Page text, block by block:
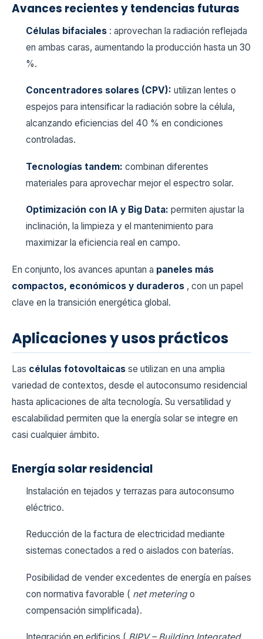
Avances recientes y tendencias futuras
Células bifaciales : aprovechan la radiación reflejada
en ambas caras, aumentando la producción hasta un 30
%.
Concentradores solares (CPV): utilizan lentes o
espejos para intensificar la radiación sobre la célula,
alcanzando eficiencias del 40 % en condiciones
controladas.
Tecnologías tandem: combinan diferentes
materiales para aprovechar mejor el espectro solar.
Optimización con IA y Big Data: permiten ajustar la
inclinación, la limpieza y el mantenimiento para
maximizar la eficiencia real en campo.
En conjunto, los avances apuntan a paneles más
compactos, económicos y duraderos , con un papel
clave en la transición energética global.
Aplicaciones y usos prácticos
Las células fotovoltaicas se utilizan en una amplia
variedad de contextos, desde el autoconsumo residencial
hasta aplicaciones de alta tecnología. Su versatilidad y
escalabilidad permiten que la energía solar se integre en
casi cualquier ámbito.
Energía solar residencial
Instalación en tejados y terrazas para autoconsumo
eléctrico.
Reducción de la factura de electricidad mediante
sistemas conectados a red o aislados con baterías.
Posibilidad de vender excedentes de energía en países
con normativa favorable ( net meteringo
compensación simplificada).